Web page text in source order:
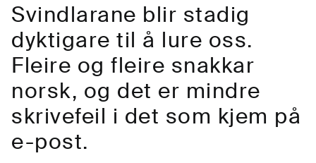
Svindlarane blir stadig
dyktigare til å lure oss.
Fleire og fleire snakkar
norsk, og det er mindre
skrivefeil i det som kjem på
e-post.